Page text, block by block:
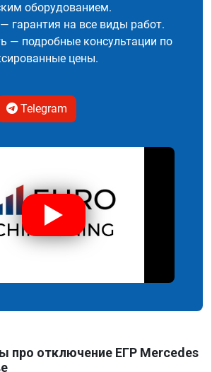
оборудованием.
гарантия на все виды работ.
— подробные консультации по
цены.
Telegram
про отключение ЕГР Mercedes